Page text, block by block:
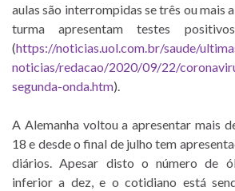
aulas são interrompidas se três ou mais
turma apresentam testes
(https://noticias.uol.com.br/saude/
noticias/redacao/2020/09/22/
segunda-onda.htm).
A Alemanha voltou a apresentar mais
18 e desde o final de julho tem
diários. Apesar disto o número de
inferior a dez, e o cotidiano está